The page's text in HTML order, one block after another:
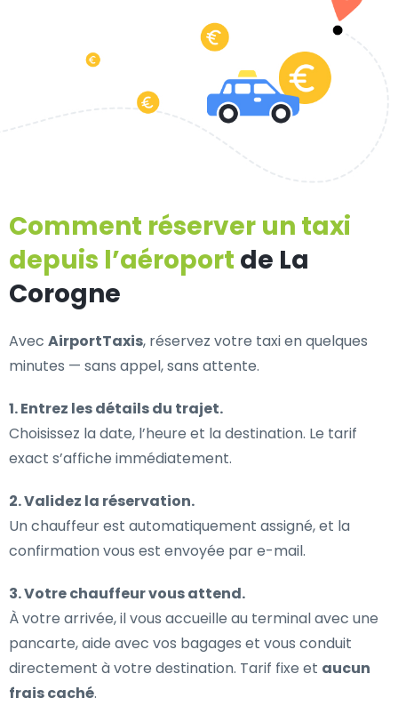
Comment réserver un taxi
depuis l’aéroport de La
Corogne
Avec AirportTaxis, réservez votre taxi en quelques
minutes — sans appel, sans attente.
1. Entrez les détails du trajet.
Choisissez la date, l’heure et la destination. Le tarif
exact s’affiche immédiatement.
2. Validez la réservation.
Un chauffeur est automatiquement assigné, et la
confirmation vous est envoyée par e-mail.
3. Votre chauffeur vous attend.
À votre arrivée, il vous accueille au terminal avec une
pancarte, aide avec vos bagages et vous conduit
directement à votre destination. Tarif fixe et aucun
frais caché.